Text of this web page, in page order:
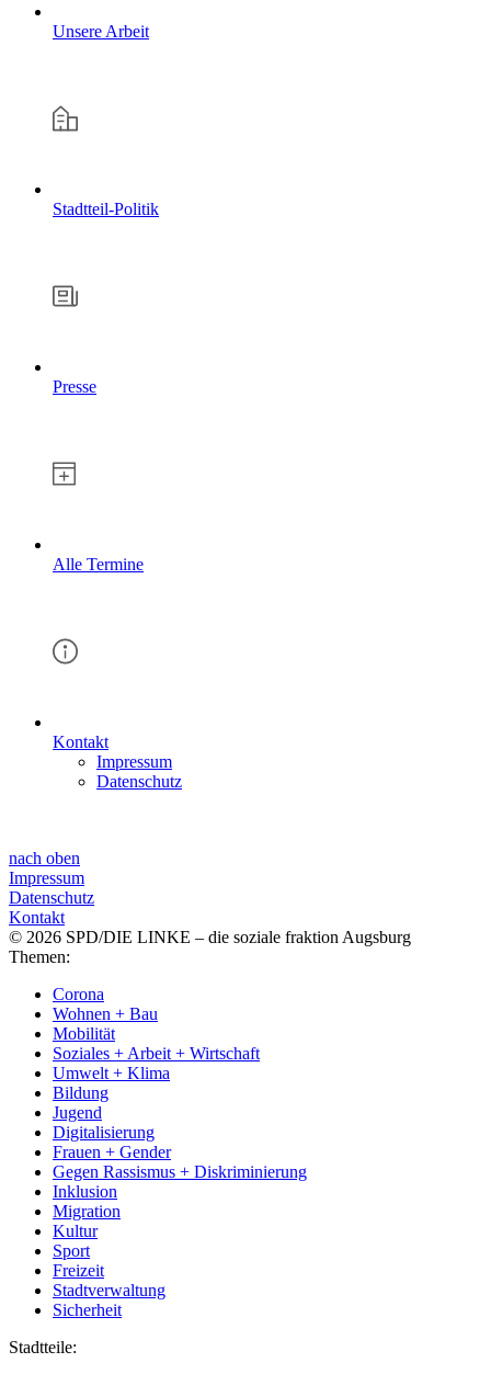
Unsere Arbeit
Stadtteil-Politik
Presse
Alle Termine
Kontakt
Impressum
Datenschutz
nach oben
Impressum
Datenschutz
Kontakt
© 2026 SPD/DIE LINKE – die soziale fraktion Augsburg
Themen:
Corona
Wohnen + Bau
Mobilität
Soziales + Arbeit + Wirtschaft
Umwelt + Klima
Bildung
Jugend
Digitalisierung
Frauen + Gender
Gegen Rassismus + Diskriminierung
Inklusion
Migration
Kultur
Sport
Freizeit
Stadtverwaltung
Sicherheit
Stadtteile: